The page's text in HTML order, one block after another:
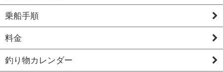
乗船手順
料金
釣り物カレンダー